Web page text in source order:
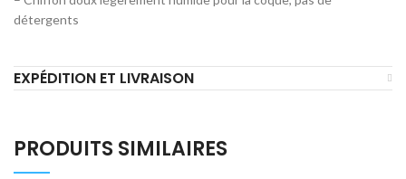
détergents
EXPÉDITION ET LIVRAISON
PRODUITS SIMILAIRES